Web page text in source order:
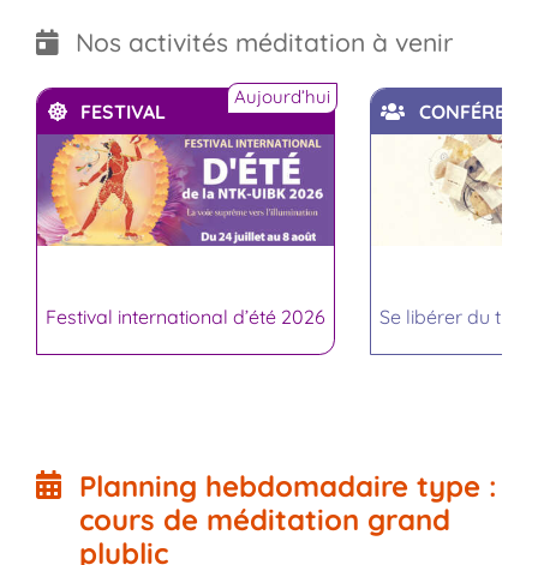
Nos activités méditation à venir
FESTIVAL
Aujourd’hui
Festival international d’été 2026 Se libérer du
Planning hebdomadaire type :
cours de méditation grand
plublic